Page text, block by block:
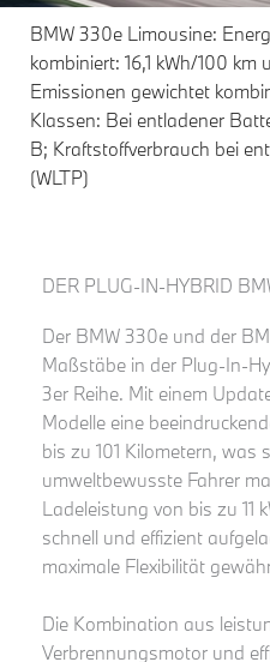
BMW 330e Limousine:
kombiniert: 16,1 kWh/100 km
Emissionen gewichtet
Klassen: Bei entladener
B; Kraftstoffverbrauch bei
(WLTP)
DER PLUG-IN-HYBRID
Der BMW 330e und der
Maßstäbe in der Plug-In-
3er Reihe. Mit einem
Modelle eine
bis zu 101 Kilometern, was
umweltbewusste Fahrer
Ladeleistung von bis zu 11
schnell und effizient
maximale Flexibilität
Die Kombination aus
Verbrennungsmotor und